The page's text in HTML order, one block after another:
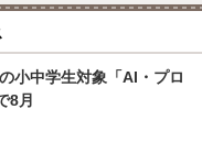
小中学生対象「AI・プロ
8月